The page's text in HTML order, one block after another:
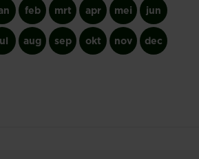
feb mrt apr mei jun
aug sep okt nov dec